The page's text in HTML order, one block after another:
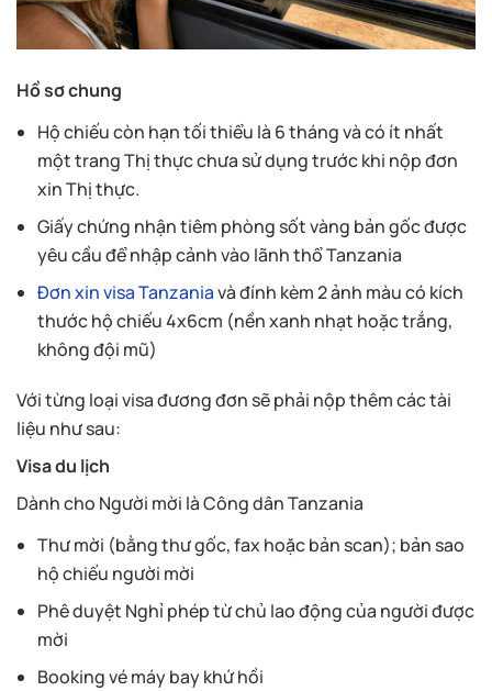
Hồ sơ chung
Hộ chiếu còn hạn tối thiểu là 6 tháng và có ít nhất
một trang Thị thực chưa sử dụng trước khi nộp đơn
xin Thị thực.
Giấy chứng nhận tiêm phòng sốt vàng bản gốc được
yêu cầu để nhập cảnh vào lãnh thổ Tanzania
Đơn xin visa Tanzaniavà đính kèm 2 ảnh màu có kích
thước hộ chiếu 4x6cm (nền xanh nhạt hoặc trắng,
không đội mũ)
Với từng loại visa đương đơn sẽ phải nộp thêm các tài
liệu như sau:
Visa du lịch
Dành cho Người mời là Công dân Tanzania
Thư mời (bằng thư gốc, fax hoặc bản scan); bản sao
hộ chiếu người mời
Phê duyệt Nghỉ phép từ chủ lao động của người được
mời
Booking vé máy bay khứ hồi